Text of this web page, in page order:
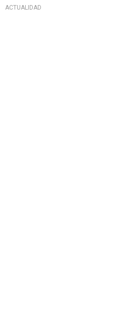
ACTUALIDAD